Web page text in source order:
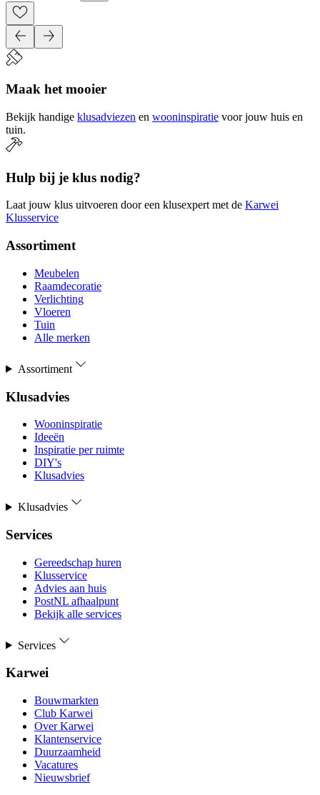
Maak het mooier
Bekijk handige klusadviezen en wooninspiratie voor jouw huis en
tuin.
Hulp bij je klus nodig?
Laat jouw klus uitvoeren door een klusexpert met de Karwei
Klusservice
Assortiment
Meubelen
Raamdecoratie
Verlichting
Vloeren
Tuin
Alle merken
Assortiment
Klusadvies
Wooninspiratie
Ideeën
Inspiratie per ruimte
DIY's
Klusadvies
Klusadvies
Services
Gereedschap huren
Klusservice
Advies aan huis
PostNL afhaalpunt
Bekijk alle services
Services
Karwei
Bouwmarkten
Club Karwei
Over Karwei
Klantenservice
Duurzaamheid
Vacatures
Nieuwsbrief